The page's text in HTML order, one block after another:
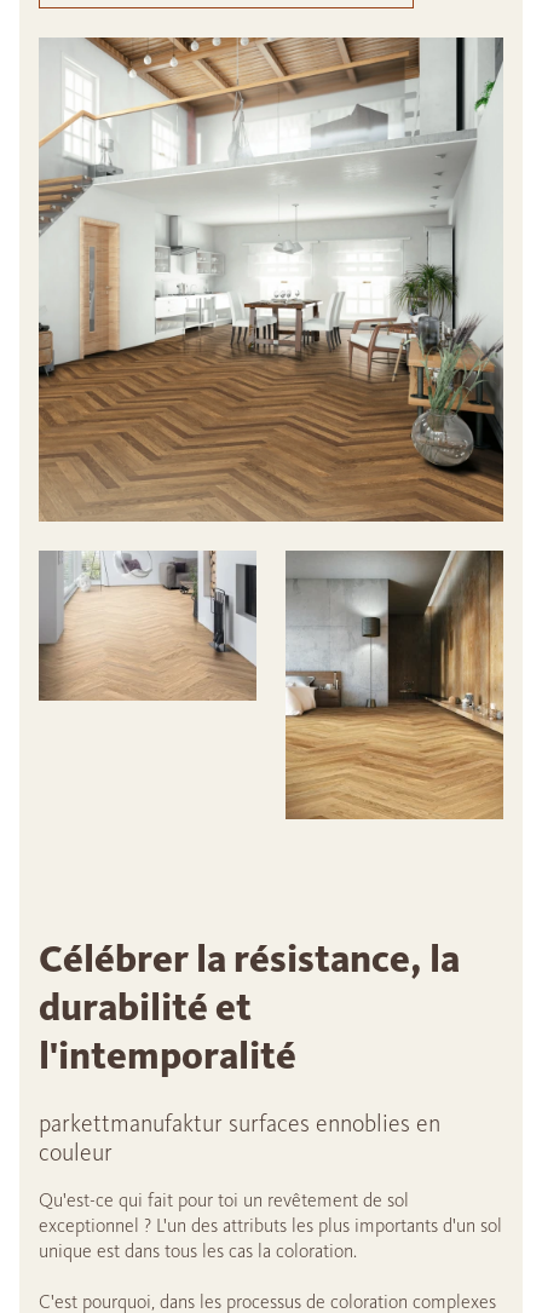
Célébrer la résistance, la
durabilité et
l'intemporalité
parkettmanufaktur surfaces ennoblies en
couleur
Qu'est-ce qui fait pour toi un revêtement de sol
exceptionnel ? L'un des attributs les plus importants d'un sol
unique est dans tous les cas la coloration.
C'est pourquoi, dans les processus de coloration complexes